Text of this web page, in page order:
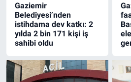
Gaziemir
Belediyesi’nden
istihdama dev katkı: 2
yılda 2 bin 171 kişi iş
sahibi oldu